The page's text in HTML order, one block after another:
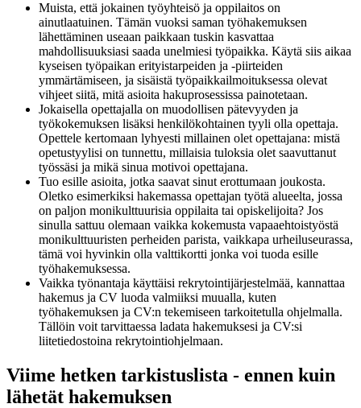
Muista, että jokainen työyhteisö ja oppilaitos on
ainutlaatuinen. Tämän vuoksi saman työhakemuksen
lähettäminen useaan paikkaan tuskin kasvattaa
mahdollisuuksiasi saada unelmiesi työpaikka. Käytä siis aikaa
kyseisen työpaikan erityistarpeiden ja -piirteiden
ymmärtämiseen, ja sisäistä työpaikkailmoituksessa olevat
vihjeet siitä, mitä asioita hakuprosessissa painotetaan.
Jokaisella opettajalla on muodollisen pätevyyden ja
työkokemuksen lisäksi henkilökohtainen tyyli olla opettaja.
Opettele kertomaan lyhyesti millainen olet opettajana: mistä
opetustyylisi on tunnettu, millaisia tuloksia olet saavuttanut
työssäsi ja mikä sinua motivoi opettajana.
Tuo esille asioita, jotka saavat sinut erottumaan joukosta.
Oletko esimerkiksi hakemassa opettajan työtä alueelta, jossa
on paljon monikulttuurisia oppilaita tai opiskelijoita? Jos
sinulla sattuu olemaan vaikka kokemusta vapaaehtoistyöstä
monikulttuuristen perheiden parista, vaikkapa urheiluseurassa,
tämä voi hyvinkin olla valttikortti jonka voi tuoda esille
työhakemuksessa.
Vaikka työnantaja käyttäisi rekrytointijärjestelmää, kannattaa
hakemus ja CV luoda valmiiksi muualla, kuten
työhakemuksen ja CV:n tekemiseen tarkoitetulla ohjelmalla.
Tällöin voit tarvittaessa ladata hakemuksesi ja CV:si
liitetiedostoina rekrytointiohjelmaan.
Viime hetken tarkistuslista - ennen kuin
lähetät hakemuksen